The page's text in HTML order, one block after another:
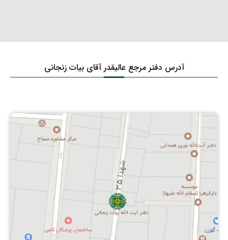
آدرس دفتر مرجع عالیقدر آقای بیات زنجانی